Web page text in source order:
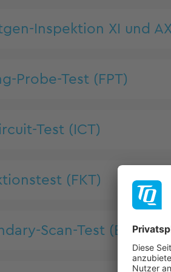
Inspektion XI und
Probe-Test (FPT)
Test (ICT)
(FKT)
Scan-Test (BST)